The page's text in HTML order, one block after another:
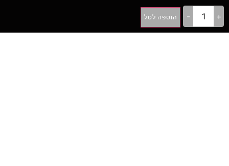
+
- הוספה לסל